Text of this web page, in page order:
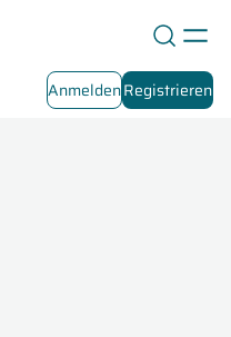
AnmeldenRegistrieren